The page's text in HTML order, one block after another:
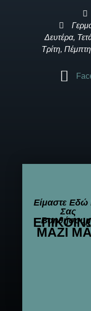
Δευτέρα,
Τρίτη,
Είμαστε
Σας
ΜΑΖΊ